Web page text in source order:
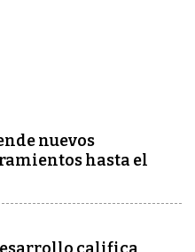
nuevos
hasta el